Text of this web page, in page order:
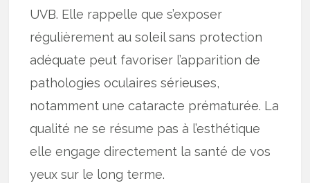
UVB. Elle rappelle que s’exposer
régulièrement au soleil sans protection
adéquate peut favoriser l’apparition de
pathologies oculaires sérieuses,
notamment une cataracte prématurée. La
qualité ne se résume pas à l’esthétique
elle engage directement la santé de vos
yeux sur le long terme.